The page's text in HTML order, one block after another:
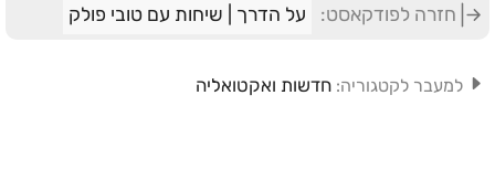
חזרה לפודקאסט: על הדרך | שיחות עם טובי פולק
למעבר לקטגוריה: חדשות ואקטואליה